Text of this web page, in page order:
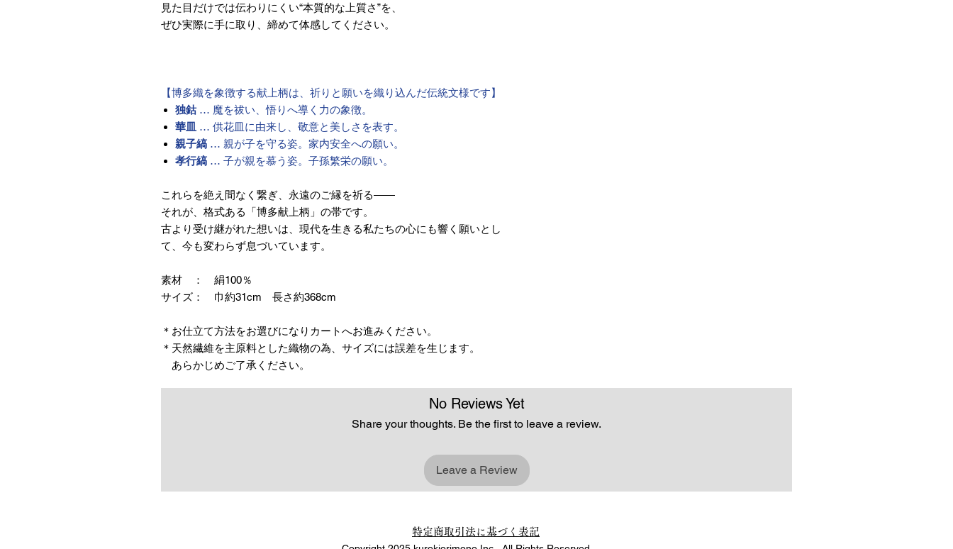
見た目だけでは伝わりにくい“本質的な上質さ”を、
ぜひ実際に手に取り、締めて体感してください。
【博多織を象徴する献上柄は、祈りと願いを織り込んだ伝統文様です】
独鈷… 魔を祓い、悟りへ導く力の象徴。
華皿 … 供花皿に由来し、敬意と美しさを表す。
親子縞 … 親が子を守る姿。家内安全への願い。
孝行縞 … 子が親を慕う姿。子孫繁栄の願い。
これらを絶え間なく繋ぎ、永遠のご縁を祈る――
それが、格式ある「博多献上柄」の帯です。
古より受け継がれた想いは、現代を生きる私たちの心にも響く願いとし
て、今も変わらず息づいています。
素材 ： 絹100％
サイズ： 巾約31cm 長さ約368cm
＊お仕立て方法をお選びになりカートへお進みください。
＊天然繊維を主原料とした織物の為、サイズには誤差を生じます。
あらかじめご了承ください。
No Reviews Yet
Share your thoughts. Be the first to leave a review.
Leave a Review
特定商取引法に基づく表記